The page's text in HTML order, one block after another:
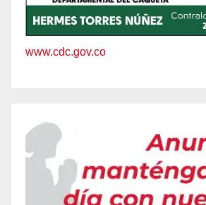
www.cdc.gov.co